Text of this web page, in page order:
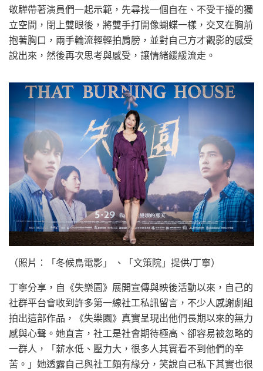
敬驊帶著演員們一起示範，先尋找一個自在、不受干擾的獨
立空間，閉上雙眼後，將雙手打開像蝴蝶一樣，交叉在胸前
抱著胸口，兩手輪流輕輕拍肩膀，並對自己方才觀影的感受
說出來，然後再次思考與感受，讓情緒緩緩流走。
（照片：「冬候鳥電影」 、「文策院」提供/丁寧）
丁寧分享，自《失樂園》展開宣傳與映後活動以來，自己的
社群平台會收到許多第一線社工私訊留言，不少人感謝劇組
拍出這部作品，《失樂園》真實呈現出他們長期以來的無力
感與心聲。她直言，社工是社會期待極高、卻容易被忽略的
一群人，「薪水低、壓力大，很多人其實看不到他們的辛
苦。」她透露自己與社工頗有緣分，笑說自己私下其實也很